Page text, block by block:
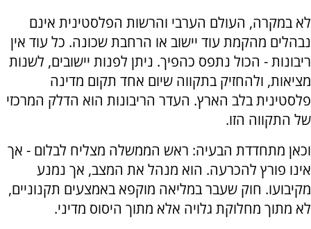
לא במקרה, העולם הערבי והרשות הפלסטינית אינם
נבהלים מהקמת עוד יישוב או הרחבת שכונה. כל עוד אין
ריבונות - הכול נתפס כהפיך. ניתן לפנות יישובים, לשנות
מציאות, ולהחזיק בתקווה שיום אחד תקום מדינה
פלסטינית בלב הארץ. העדר הריבונות הוא הדלק המרכזי
של התקווה הזו.
וכאן מתחדדת הבעיה: ראש הממשלה מצליח לבלום - אך
אינו פורץ להכרעה. הוא מנהל את המצב, אך נמנע
מקיבועו. חוק שעבר במליאה מוקפא באמצעים תקנוניים,
לא מתוך מחלוקת גלויה אלא מתוך היסוס מדיני.